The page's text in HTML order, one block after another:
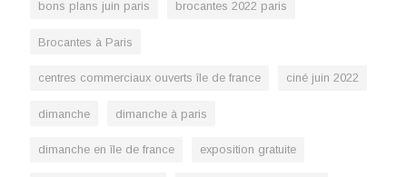
bons plans juin paris brocantes 2022 paris
Brocantes à Paris
centres commerciaux ouverts île de france ciné juin 2022
dimanche dimanche à paris
dimanche en île de france exposition gratuite